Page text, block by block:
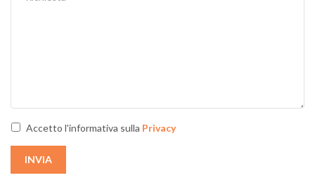
Accetto l'informativa sulla Privacy
INVIA